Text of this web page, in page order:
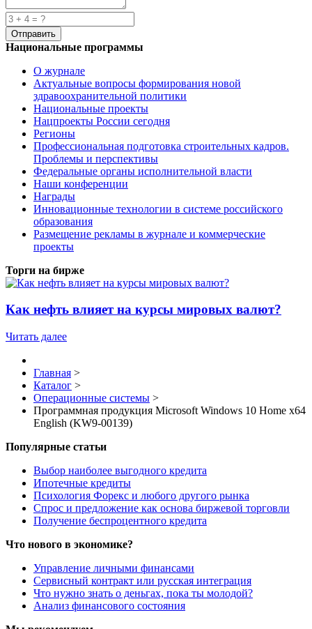
Национальные программы
О журнале
Актуальные вопросы формирования новой
здравоохранительной политики
Национальные проекты
Нацпроекты России сегодня
Регионы
Профессиональная подготовка строительных кадров.
Проблемы и перспективы
Федеральные органы исполнительной власти
Наши конференции
Награды
Инновационные технологии в системе российского
образования
Размещение рекламы в журнале и коммерческие
проекты
Торги на бирже
Как нефть влияет на курсы мировых валют?
Читать далее
Главная >
Каталог >
Операционные системы >
Программная продукция Microsoft Windows 10 Home x64
English (KW9-00139)
Популярные статьи
Выбор наиболее выгодного кредита
Ипотечные кредиты
Психология Форекс и любого другого рынка
Спрос и предложение как основа биржевой торговли
Получение беспроцентного кредита
Что нового в экономике?
Управление личными финансами
Сервисный контракт или русская интеграция
Что нужно знать о деньгах, пока ты молодой?
Анализ финансового состояния